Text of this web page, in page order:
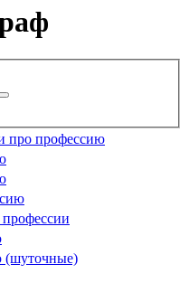
про профессию
(шуточные)